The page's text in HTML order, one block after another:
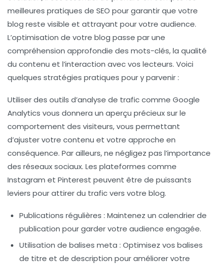
meilleures pratiques de SEO pour garantir que votre
blog reste visible et attrayant pour votre audience.
L’optimisation de votre blog passe par une
compréhension approfondie des mots-clés, la qualité
du contenu et l’interaction avec vos lecteurs. Voici
quelques stratégies pratiques pour y parvenir :
Utiliser des outils d’analyse de trafic comme Google
Analytics vous donnera un aperçu précieux sur le
comportement des visiteurs, vous permettant
d’ajuster votre contenu et votre approche en
conséquence. Par ailleurs, ne négligez pas l’importance
des réseaux sociaux. Les plateformes comme
Instagram et Pinterest peuvent être de puissants
leviers pour attirer du trafic vers votre blog.
Publications régulières : Maintenez un calendrier de
publication pour garder votre audience engagée.
Utilisation de balises meta : Optimisez vos balises
de titre et de description pour améliorer votre